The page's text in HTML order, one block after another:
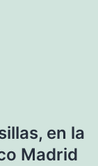
en la
Madrid